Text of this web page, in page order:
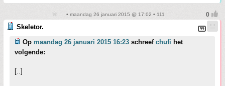
• maandag 26 januari 2015 @ 17:02 • 111
Skeletor.
Op maandag 26 januari 2015 16:23 schreef chufi het
volgende:
[..]